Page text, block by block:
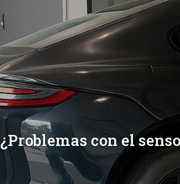
¿Problemas con el